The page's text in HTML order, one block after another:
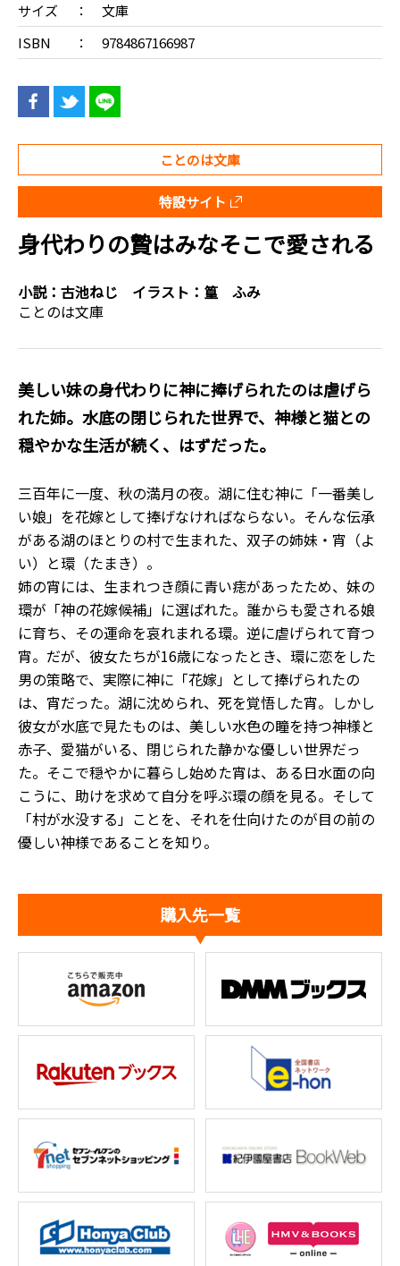
サイズ
文庫
ISBN
9784867166987
ことのは文庫
特設サイト
身代わりの贄はみなそこで愛される
小説： 古池ねじ イラスト： 篁 ふみ
ことのは文庫
美しい妹の身代わりに神に捧げられたのは虐げら
れた姉。水底の閉じられた世界で、神様と猫との
穏やかな生活が続く、はずだった。
三百年に一度、秋の満月の夜。湖に住む神に「一番美し
い娘」を花嫁として捧げなければならない。そんな伝承
がある湖のほとりの村で生まれた、双子の姉妹・宵（よ
い）と環（たまき）。
姉の宵には、生まれつき顔に青い痣があったため、妹の
環が「神の花嫁候補」に選ばれた。誰からも愛される娘
に育ち、その運命を哀れまれる環。逆に虐げられて育つ
宵。だが、彼女たちが16歳になったとき、環に恋をした
男の策略で、実際に神に「花嫁」として捧げられたの
は、宵だった。湖に沈められ、死を覚悟した宵。しかし
彼女が水底で見たものは、美しい水色の瞳を持つ神様と
赤子、愛猫がいる、閉じられた静かな優しい世界だっ
た。そこで穏やかに暮らし始めた宵は、ある日水面の向
こうに、助けを求めて自分を呼ぶ環の顔を見る。そして
「村が水没する」ことを、それを仕向けたのが目の前の
優しい神様であることを知り――。
購入先一覧